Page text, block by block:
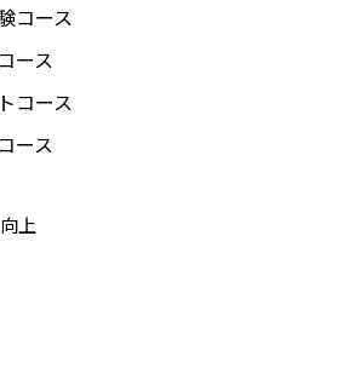
コース
ース
コース
ース
上